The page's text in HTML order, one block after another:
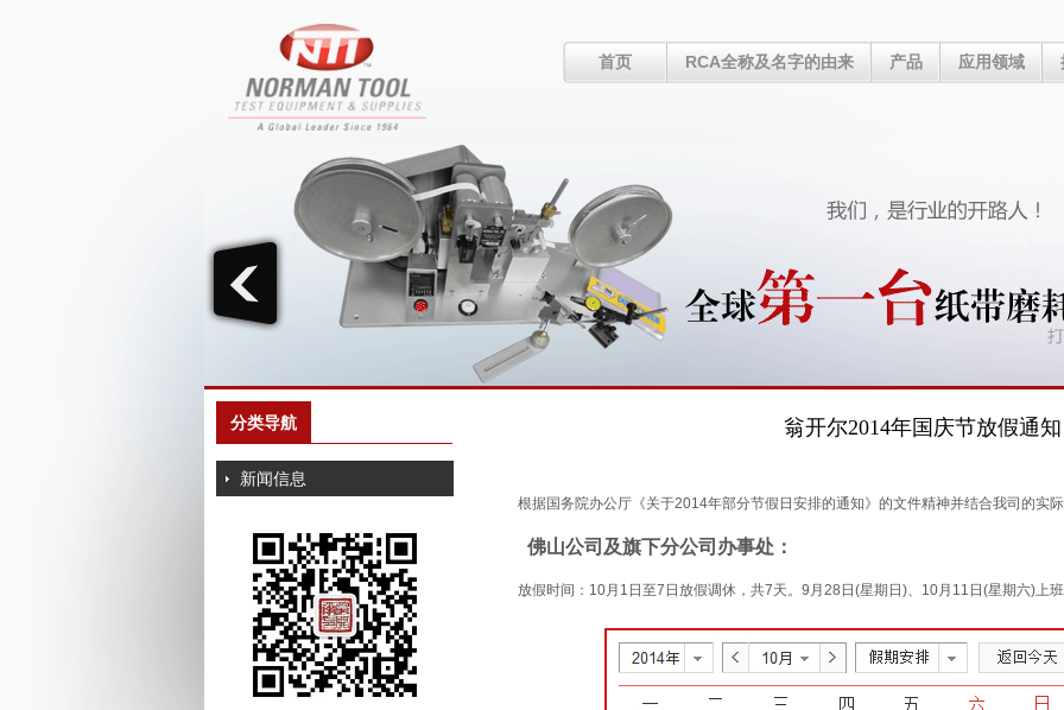
首页 RCA全称及名字的由来 产品 应用领域
翁开尔2014年国庆节放假通知
根据国务院办公厅《关于2014年部分节假日安排的通知》的文件精神并结合我司的实
佛山公司及旗下分公司办事处：
放假时间：10月1日至7日放假调休，共7天。9月28日(星期日)、10月11日(星期六)上
分类导航
新闻信息